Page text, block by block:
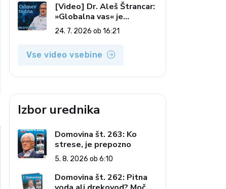
[Video] Dr. Aleš Štrancar:
»Globalna vas« je
zatiranje vseh (Odmev
tedna, 24. 7. 2026)
24. 7. 2026 ob 16:21
Vse video vsebine
Izbor urednika
Domovina št. 263: Ko
strese, je prepozno
5. 8. 2026 ob 6:10
Domovina št. 262: Pitna